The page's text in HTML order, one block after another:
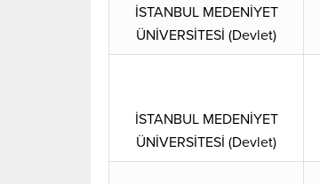
İSTANBUL MEDENİYET
ÜNİVERSİTESİ (Devlet)
İSTANBUL MEDENİYET
ÜNİVERSİTESİ (Devlet)